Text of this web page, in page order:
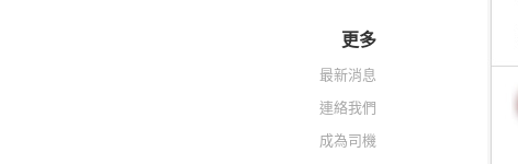
更多
最新消息
連絡我們
成為司機